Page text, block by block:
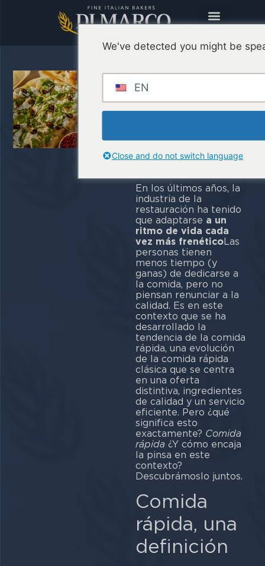
Comida
rápida: ¿Por
qué una
elección
correcta?
En los últimos años, la
industria de la
restauración ha tenido
que adaptarse a un
ritmo de vida cada
vez más frenéticoLas
personas tienen
menos tiempo (y
ganas) de dedicarse a
la comida, pero no
piensan renunciar a la
calidad. Es en este
contexto que se ha
desarrollado la
tendencia de la comida
rápida, una evolución
de la comida rápida
clásica que se centra
en una oferta
distintiva, ingredientes
de calidad y un servicio
eficiente. Pero ¿qué
significa esto
exactamente? Comida
rápida¿Y cómo encaja
la pinsa en este
contexto?
Descubrámoslo juntos.
Comida
rápida, una
definición
We've detected you might be
EN
Close and do not switch language